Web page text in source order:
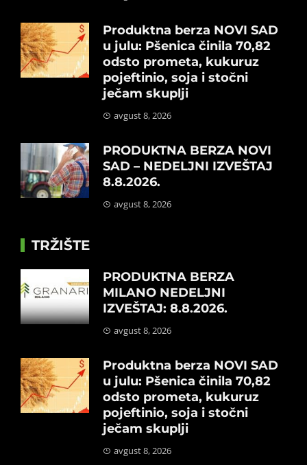
Produktna berza NOVI SAD
u julu: Pšenica činila 70,82
odsto prometa, kukuruz
pojeftinio, soja i stočni
ječam skuplji
avgust 8, 2026
PRODUKTNA BERZA NOVI
SAD – NEDELJNI IZVEŠTAJ
8.8.2026.
avgust 8, 2026
TRŽIŠTE
PRODUKTNA BERZA
MILANO NEDELJNI
IZVEŠTAJ: 8.8.2026.
avgust 8, 2026
Produktna berza NOVI SAD
u julu: Pšenica činila 70,82
odsto prometa, kukuruz
pojeftinio, soja i stočni
ječam skuplji
avgust 8, 2026